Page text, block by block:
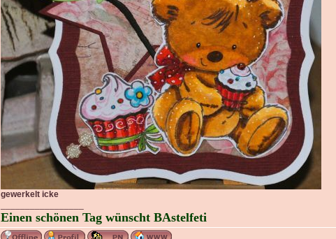
gewerkelt icke
Einen schönen Tag wünscht BAstelfeti